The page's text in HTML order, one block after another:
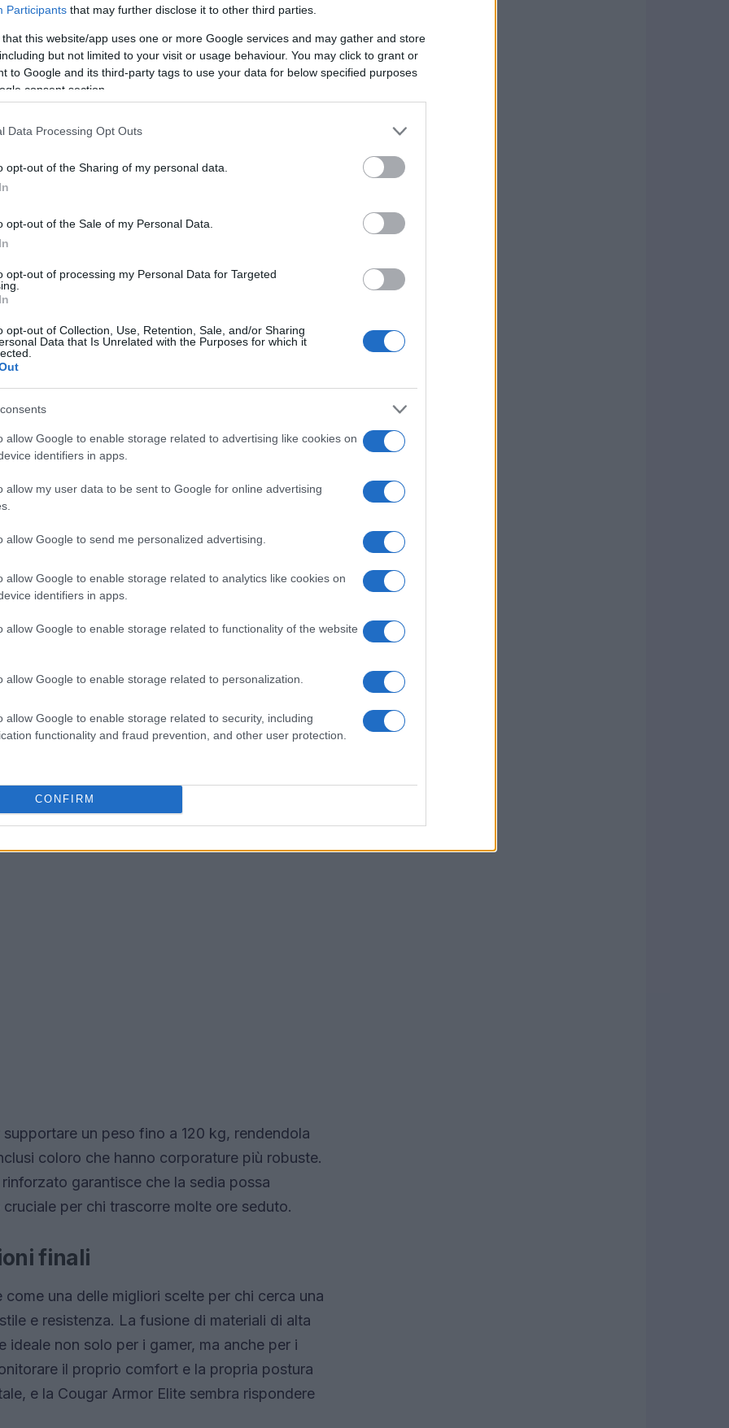
Participants that may further disclose it to other third parties.
that this website/app uses one or more Google services and may gather and store
but not limited to your visit or usage behaviour. You may click to grant or
to Google and its third-party tags to use your data for below specified purposes
consent section.
Data Processing Opt Outs
opt-out of the Sharing of my personal data.
opt-out of the Sale of my Personal Data.
opt-out of processing my Personal Data for Targeted
opt-out of Collection, Use, Retention, Sale, and/or Sharing
Data that Is Unrelated with the Purposes for which it
allow Google to enable storage related to advertising like cookies on
identifiers in apps.
allow my user data to be sent to Google for online advertising
allow Google to send me personalized advertising.
allow Google to enable storage related to analytics like cookies on
identifiers in apps.
allow Google to enable storage related to functionality of the website
allow Google to enable storage related to personalization.
allow Google to enable storage related to security, including
functionality and fraud prevention, and other user protection.
CONFIRM
elegante, dal design racing interamente nero:
si integra perfettamente in qualsiasi
un ufficio moderno. Rivestita in similpelle
assicurando un comfort ottimale anche
una storia interessante: la schiuma
offre un supporto eccellente, mentre la
rendendo la sedia adatta anche a
migliore distribuzione del peso,
possibilità di regolare l’altezza e
la sedia alle tue preferenze personali,
della Cougar Armor Elite. Dotata
aiuta a mantenere una postura corretta, un
alla schiena, soprattutto durante lunghe ore di
del rivestimento in similpelle, che favorisce
il rischio di sudorazione eccessiva. Ma ti sei
durante le lunghe sessioni di gioco?
un peso fino a 120 kg, rendendola
coloro che hanno corporature più robuste.
garantisce che la sedia possa
per chi trascorre molte ore seduto.
finali
una delle migliori scelte per chi cerca una
e resistenza. La fusione di materiali di alta
non solo per i gamer, ma anche per i
il proprio comfort e la propria postura
e la Cougar Armor Elite sembra rispondere